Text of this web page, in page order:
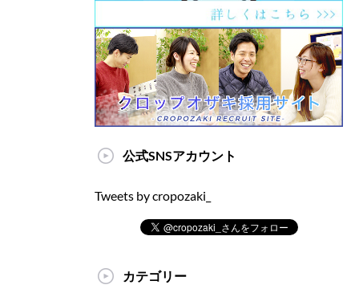
公式SNSアカウント
Tweets by cropozaki_
カテゴリー